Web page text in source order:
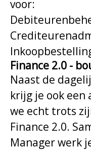
voor:
Finance 2.0 -
Naast de
krijg je ook een
we echt trots
Finance 2.0.
Manager werk